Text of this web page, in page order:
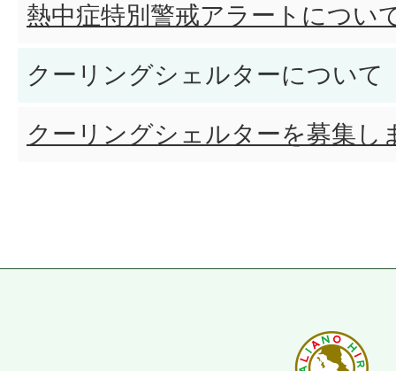
熱中症特別警戒アラートについ
クーリングシェルターについて
クーリングシェルターを募集し